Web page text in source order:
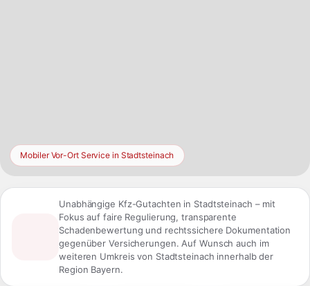
Mobiler Vor-Ort Service in Stadtsteinach
Unabhängige Kfz-Gutachten in Stadtsteinach – mit
Fokus auf faire Regulierung, transparente
Schadenbewertung und rechtssichere Dokumentation
gegenüber Versicherungen. Auf Wunsch auch im
weiteren Umkreis von Stadtsteinach innerhalb der
Region Bayern.